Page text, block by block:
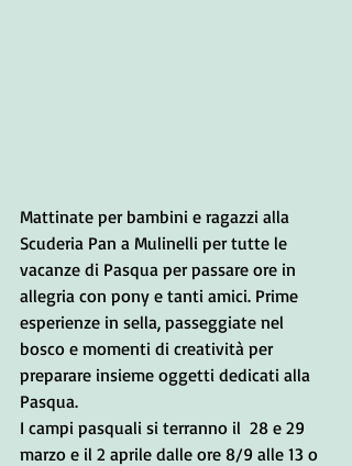
Mattinate per bambini e ragazzi alla
Scuderia Pan a Mulinelli per tutte le
vacanze di Pasqua per passare ore in
allegria con pony e tanti amici. Prime
esperienze in sella, passeggiate nel
bosco e momenti di creatività per
preparare insieme oggetti dedicati alla
Pasqua.
I campi pasquali si terranno il  28 e 29
marzo e il 2 aprile dalle ore 8/9 alle 13 o